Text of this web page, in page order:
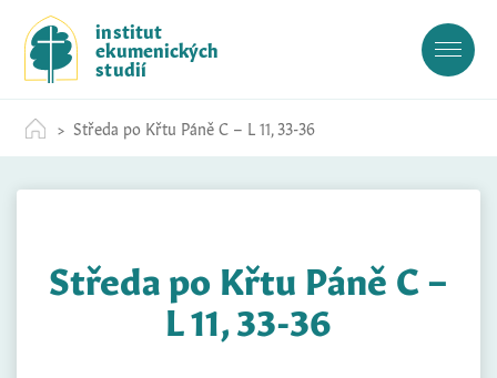
c
institut
ekumenických
studií
Středa po Křtu Páně C – L 11, 33-36
Středa po Křtu Páně C –
L 11, 33-36